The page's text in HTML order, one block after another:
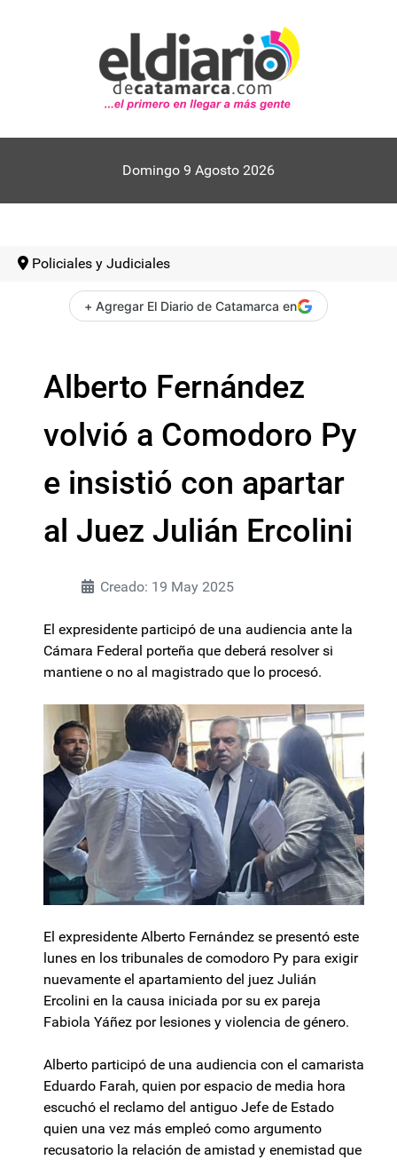
Domingo 9 Agosto 2026
Policiales y Judiciales
+ Agregar El Diario de Catamarca en
Alberto Fernández
volvió a Comodoro Py
e insistió con apartar
al Juez Julián Ercolini
Creado: 19 May 2025
El expresidente participó de una audiencia ante la
Cámara Federal porteña que deberá resolver si
mantiene o no al magistrado que lo procesó.
El expresidente Alberto Fernández se presentó este
lunes en los tribunales de comodoro Py para exigir
nuevamente el apartamiento del juez Julián
Ercolini en la causa iniciada por su ex pareja
Fabiola Yáñez por lesiones y violencia de género.
Alberto participó de una audiencia con el camarista
Eduardo Farah, quien por espacio de media hora
escuchó el reclamo del antiguo Jefe de Estado
quien una vez más empleó como argumento
recusatorio la relación de amistad y enemistad que